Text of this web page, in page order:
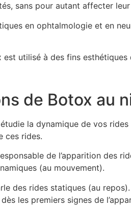
sans pour autant affecter
en ophtalmologie et en
est utilisé à des fins
de Botox au
la dynamique de vos
ces rides.
de l’apparition des
(au mouvement).
des rides statiques (au
les premiers signes de